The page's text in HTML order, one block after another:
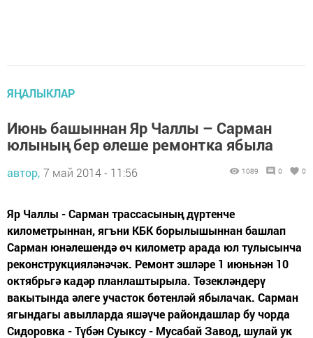
ЯҢАЛЫКЛАР
Июнь башыннан Яр Чаллы – Сарман
юлының бер өлеше ремонтка ябыла
автор, 7 май 2014 - 11:56 1089 0 0
Яр Чаллы - Сарман трассасының дүртенче
километрыннан, ягъни КБК борылышыннан башлап
Сарман юнәлешендә өч километр арада юл тулысынча
реконструкцияләнәчәк. Ремонт эшләре 1 июньнән 10
октябрьгә кадәр планлаштырыла. Төзекләндерү
вакытында әлеге участок бөтенләй ябылачак. Сарман
ягындагы авылларда яшәүче райондашлар бу чорда
Сидоровка - Түбән Суыксу - Мусабай Завод, шулай ук